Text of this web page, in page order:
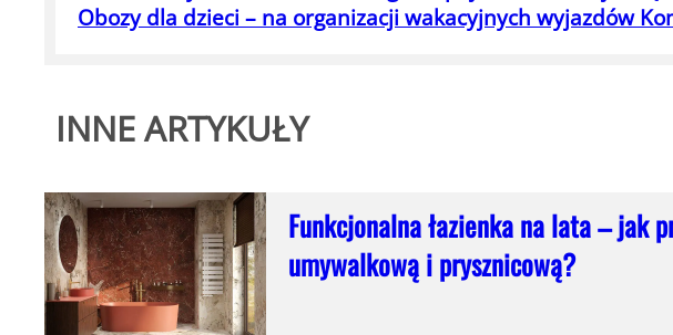
Obozy dla dzieci – na organizacji wakacyjnych wyjazdów
INNE ARTYKUŁY
Funkcjonalna łazienka na lata – jak
umywalkową i prysznicową?